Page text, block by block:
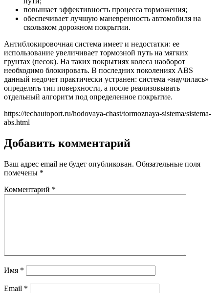
повышает эффективность процесса торможения;
обеспечивает лучшую маневренность автомобиля на
скользком дорожном покрытии.
Антиблокировочная система имеет и недостатки: ее
использование увеличивает тормозной путь на мягких
грунтах (песок). На таких покрытиях колеса наоборот
необходимо блокировать. В последних поколениях ABS
данный недочет практически устранен: система «научилась»
определять тип поверхности, а после реализовывать
отдельный алгоритм под определенное покрытие.
https://techautoport.ru/hodovaya-chast/tormoznaya-sistema/sistema-
abs.html
Добавить комментарий
Ваш адрес email не будет опубликован. Обязательные поля
помечены *
Комментарий *
Имя *
Email *